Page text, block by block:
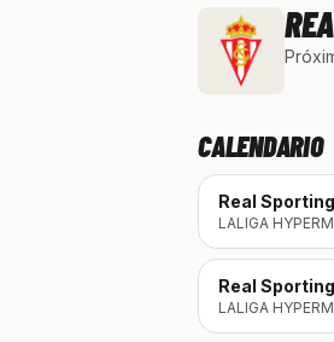
CALENDARIO
Real Sporting
LALIGA
Real Sporting
LALIGA